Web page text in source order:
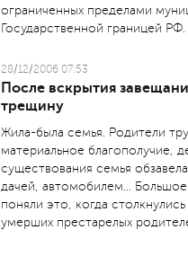
ограниченных пределами
Государственной границей РФ.
28/12/2006 07:53
После вскрытия
трещину
Жила-была семья. Родители
материальное благополучие,
существования семья
дачей, автомобилем...
поняли это, когда
умерших престарелых